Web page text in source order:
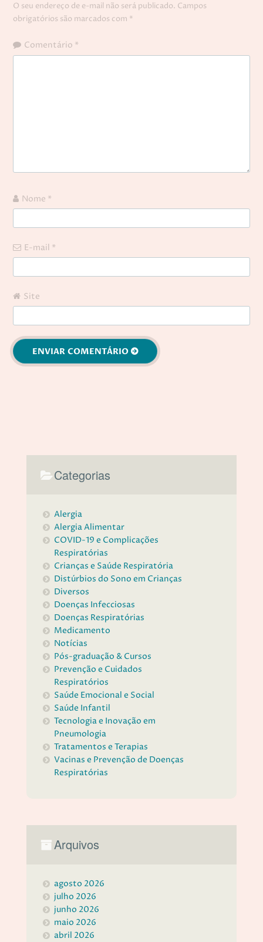
O seu endereço de e-mail não será publicado. Campos
obrigatórios são marcados com *
Comentário *
Nome *
E-mail *
Site
Categorias
Alergia
Alergia Alimentar
COVID-19 e Complicações
Respiratórias
Crianças e Saúde Respiratória
Distúrbios do Sono em Crianças
Diversos
Doenças Infecciosas
Doenças Respiratórias
Medicamento
Notícias
Pós-graduação & Cursos
Prevenção e Cuidados
Respiratórios
Saúde Emocional e Social
Saúde Infantil
Tecnologia e Inovação em
Pneumologia
Tratamentos e Terapias
Vacinas e Prevenção de Doenças
Respiratórias
Arquivos
agosto 2026
julho 2026
junho 2026
maio 2026
abril 2026